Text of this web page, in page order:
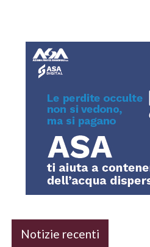
Notizie recenti